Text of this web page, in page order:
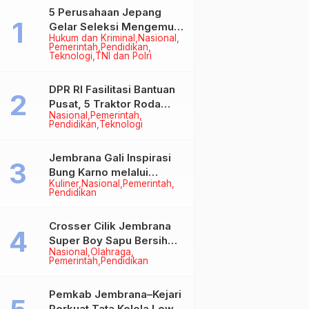
Hukum dan Kriminal
Nasional
Pemerintah Pendidikan
Teknologi TNI dan Polri
5 Perusahaan Jepang
Gelar Seleksi Mengemudi
di Jembrana, Buka
Peluang Kerja bagi Calon
Nasional
Pemerintah
Pendidikan Teknologi
DPR RI Fasilitasi Bantuan
Pusat, 5 Traktor Roda
Empat Resmi Perkuat
Mekanisasi Pertanian
Kuliner Nasional
Pemerintah
Pendidikan
Jembrana Gali Inspirasi
Bung Karno melalui
Lomba Cipta Menu
Nasional Olahraga
Pemerintah Pendidikan
Crosser Cilik Jembrana
Super Boy Sapu Bersih
Empat Gelar Motocross
Pemkab Jembrana–Kejari